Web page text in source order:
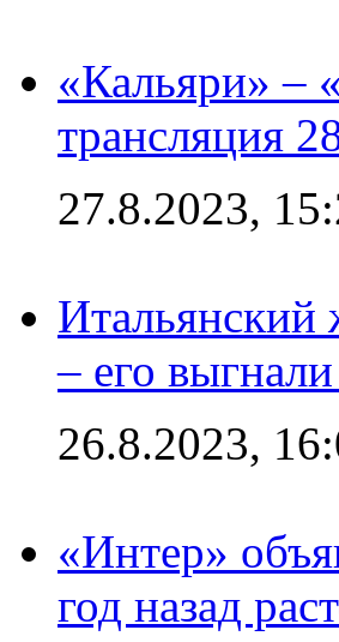
«Кальяри» –
трансляция
27.8.2023,
Итальянский
– его
26.8.2023,
«Интер»
год назад